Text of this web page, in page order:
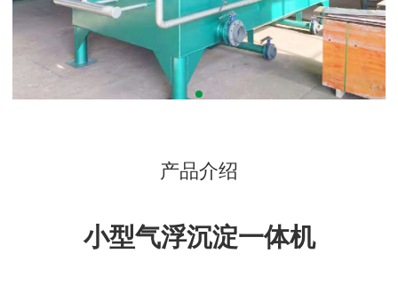
产品介绍
小型气浮沉淀一体机